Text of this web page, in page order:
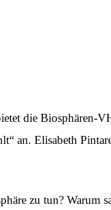
die Biosphären-
an. Elisabeth
zu tun? Warum